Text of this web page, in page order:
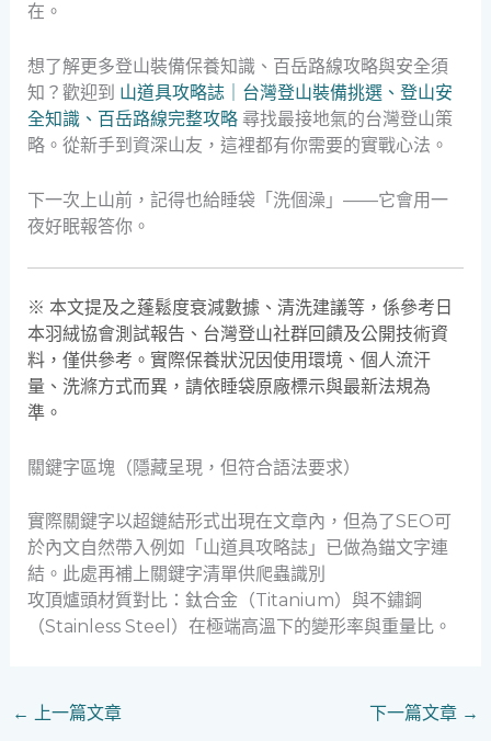
在。
想了解更多登山裝備保養知識、百岳路線攻略與安全須
知？歡迎到 山道具攻略誌｜台灣登山裝備挑選、登山安
全知識、百岳路線完整攻略尋找最接地氣的台灣登山策
略。從新手到資深山友，這裡都有你需要的實戰心法。
下一次上山前，記得也給睡袋「洗個澡」——它會用一
夜好眠報答你。
※ 本文提及之蓬鬆度衰減數據、清洗建議等，係參考日
本羽絨協會測試報告、台灣登山社群回饋及公開技術資
料，僅供參考。實際保養狀況因使用環境、個人流汗
量、洗滌方式而異，請依睡袋原廠標示與最新法規為
準。
關鍵字區塊（隱藏呈現，但符合語法要求）
實際關鍵字以超鏈結形式出現在文章內，但為了SEO可
於內文自然帶入例如「山道具攻略誌」已做為錨文字連
結。此處再補上關鍵字清單供爬蟲識別
攻頂爐頭材質對比：鈦合金（Titanium）與不鏽鋼
（Stainless Steel）在極端高溫下的變形率與重量比。
← 上一篇文章 下一篇文章 →